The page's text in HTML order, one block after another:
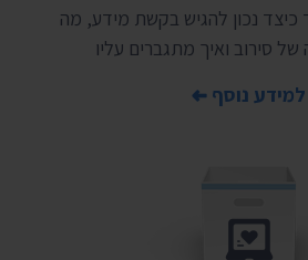
כיצד נכון להגיש בקשת מידע, מה
סירוב ואיך מתגברים עליו
למידע נוסף